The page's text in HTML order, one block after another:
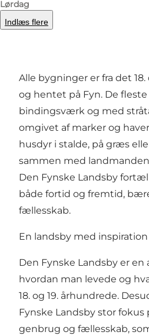
Lørdag
Indlæs flere
Alle bygninger er fra det 18.
og hentet på Fyn. De
bindingsværk og med
omgivet af marker og
husdyr i stalde, på græs
sammen med
Den Fynske Landsby
både fortid og fremtid,
fællesskab.
En landsby med
Den Fynske Landsby er
hvordan man levede og
18. og 19. århundrede.
Fynske Landsby stor
genbrug og fællesskab,